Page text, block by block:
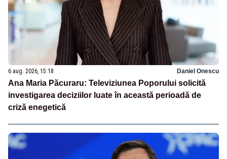
6 aug. 2026, 15:18 Daniel Onescu
Ana Maria Păcuraru: Televiziunea Poporului solicită
investigarea deciziilor luate în această perioadă de
criză enegetică